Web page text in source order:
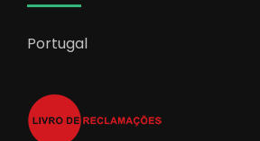
Portugal